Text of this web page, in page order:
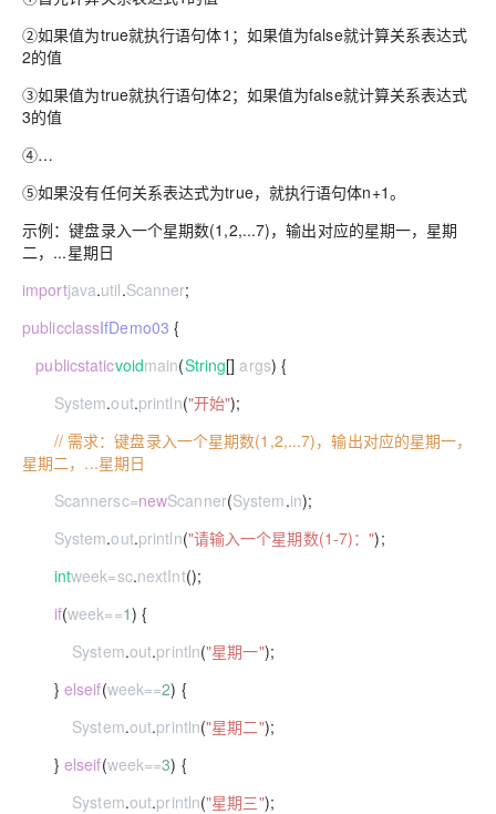
②如果值为true就执行语句体1；如果值为false就计算关系表达式
2的值
③如果值为true就执行语句体2；如果值为false就计算关系表达式
3的值
④…
⑤如果没有任何关系表达式为true，就执行语句体n+1。
示例：键盘录入一个星期数(1,2,...7)，输出对应的星期一，星期
二，...星期日
importjava.util.Scanner;
publicclassIfDemo03 {
publicstaticvoidmain(String[] args) {
System.out.println("开始");
// 需求：键盘录入一个星期数(1,2,...7)，输出对应的星期一，
星期二，...星期日
Scannersc=newScanner(System.in);
System.out.println("请输入一个星期数(1-7)：");
intweek=sc.nextInt();
if(week==1) {
System.out.println("星期一");
} elseif(week==2) {
System.out.println("星期二");
} elseif(week==3) {
System.out.println("星期三");